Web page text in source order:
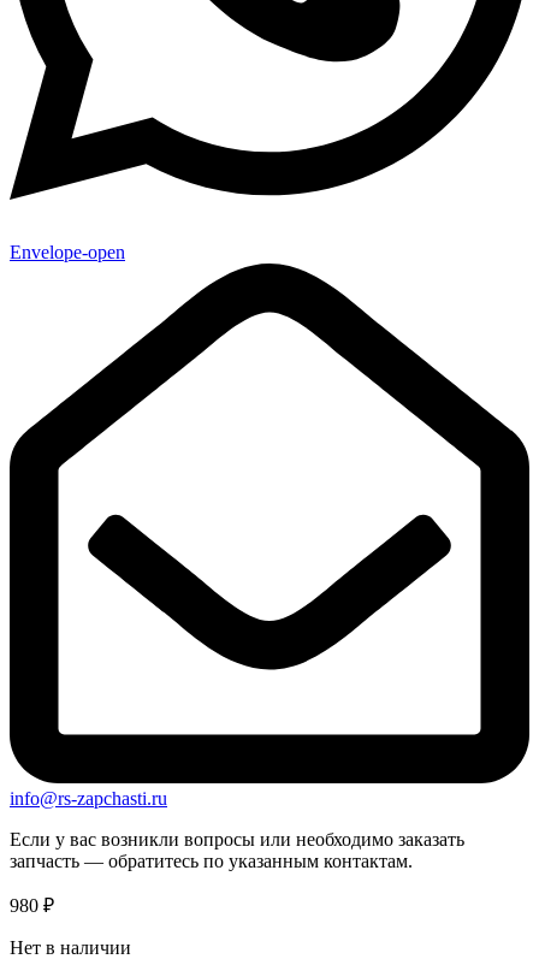
Envelope-open
info@rs-zapchasti.ru
Если у вас возникли вопросы или необходимо заказать
запчасть — обратитесь по указанным контактам.
980 ₽
Нет в наличии